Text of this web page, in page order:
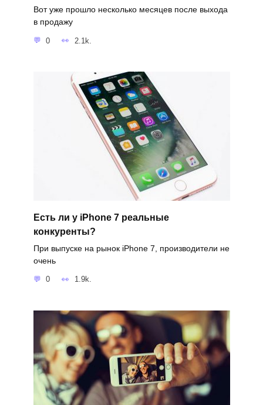
Вот уже прошло несколько месяцев после выхода
в продажу
0 2.1k.
Есть ли у iPhone 7 реальные
конкуренты?
При выпуске на рынок iPhone 7, производители не
очень
0 1.9k.